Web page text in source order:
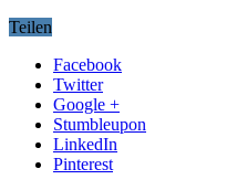
Teilen
Facebook
Twitter
Google +
Stumbleupon
LinkedIn
Pinterest